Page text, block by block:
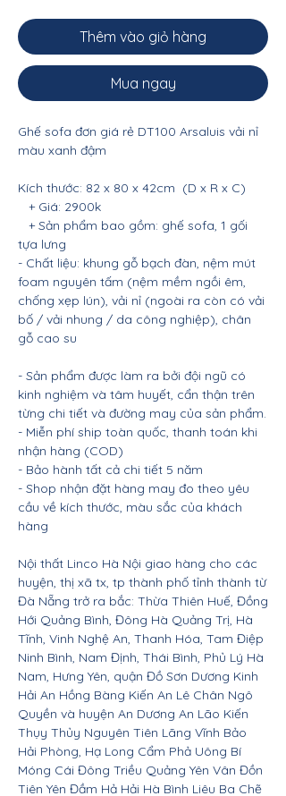
Thêm vào giỏ hàng
Mua ngay
Ghế sofa đơn giá rẻ DT100 Arsaluis vải nỉ
màu xanh đậm
Kích thước: 82 x 80 x 42cm (D x R x C)
+ Giá: 2900k
+ Sản phẩm bao gồm: ghế sofa, 1 gối
tựa lưng
- Chất liệu: khung gỗ bạch đàn, nệm mút
foam nguyên tấm (nệm mềm ngồi êm,
chống xẹp lún), vải nỉ (ngoài ra còn có vải
bố / vải nhung / da công nghiệp), chân
gỗ cao su
- Sản phẩm được làm ra bởi đội ngũ có
kinh nghiệm và tâm huyết, cẩn thận trên
từng chi tiết và đường may của sản phẩm.
- Miễn phí ship toàn quốc, thanh toán khi
nhận hàng (COD)
- Bảo hành tất cả chi tiết 5 năm
- Shop nhận đặt hàng may đo theo yêu
cầu về kích thước, màu sắc của khách
hàng
Nội thất Linco Hà Nội giao hàng cho các
huyện, thị xã tx, tp thành phố tỉnh thành từ
Đà Nẵng trở ra bắc: Thừa Thiên Huế, Đồng
Hới Quảng Bình, Đông Hà Quảng Trị, Hà
Tĩnh, Vinh Nghệ An, Thanh Hóa, Tam Điệp
Ninh Bình, Nam Định, Thái Bình, Phủ Lý Hà
Nam, Hưng Yên, quận Đồ Sơn Dương Kinh
Hải An Hồng Bàng Kiến An Lê Chân Ngô
Quyền và huyện An Dương An Lão Kiến
Thụy Thủy Nguyên Tiên Lãng Vĩnh Bảo
Hải Phòng, Hạ Long Cẩm Phả Uông Bí
Móng Cái Đông Triều Quảng Yên Vân Đồn
Tiên Yên Đầm Hả Hải Hà Bình Liêu Ba Chẽ